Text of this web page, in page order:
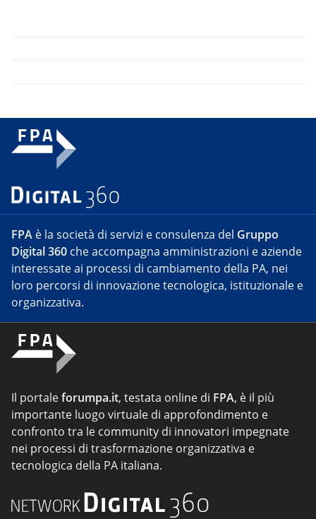
FPA è la società di servizi e consulenza del Gruppo
Digital 360 che accompagna amministrazioni e aziende
interessate ai processi di cambiamento della PA, nei
loro percorsi di innovazione tecnologica, istituzionale e
organizzativa.
Il portaleforumpa.it, testata online di FPA, è il più
importante luogo virtuale di approfondimento e
confronto tra le community di innovatori impegnate
nei processi di trasformazione organizzativa e
tecnologica della PA italiana.